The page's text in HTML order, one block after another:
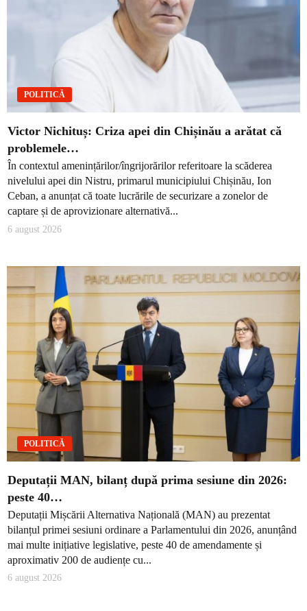
POLITICĂ
Victor Nichituș: Criza apei din Chișinău a arătat că
problemele…
În contextul amenințărilor/îngrijorărilor referitoare la scăderea
nivelului apei din Nistru, primarul municipiului Chișinău, Ion
Ceban, a anunțat că toate lucrările de securizare a zonelor de
captare și de aprovizionare alternativă...
6 august 2026
POLITICĂ
Deputații MAN, bilanț după prima sesiune din 2026:
peste 40…
Deputații Mișcării Alternativa Națională (MAN) au prezentat
bilanțul primei sesiuni ordinare a Parlamentului din 2026, anunțând
mai multe inițiative legislative, peste 40 de amendamente și
aproximativ 200 de audiențe cu...
6 august 2026